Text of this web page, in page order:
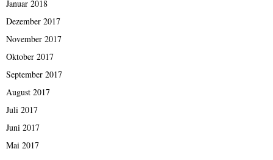
Januar 2018
Dezember 2017
November 2017
Oktober 2017
September 2017
August 2017
Juli 2017
Juni 2017
Mai 2017